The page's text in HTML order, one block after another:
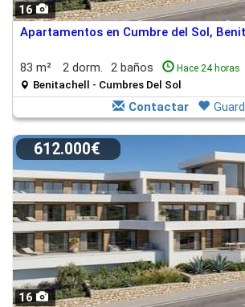
16
Apartamentos en Cumbre del Sol,
83 m² 2 dorm. 2 baños Hace 24 horas
Benitachell - Cumbres Del Sol
Contactar
16
612.000€